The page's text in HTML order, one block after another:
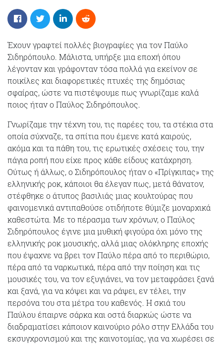
Έχουν γραφτεί πολλές βιογραφίες για τον Παύλο
Σιδηρόπουλο. Μάλιστα, υπήρξε μια εποχή όπου
λέγονταν και γράφονταν τόσα πολλά για εκείνον σε
ποικίλες και διαφορετικές πτυχές της δημόσιας
σφαίρας, ώστε να πιστέψουμε πως γνωρίζαμε καλά
ποιος ήταν ο Παύλος Σιδηρόπουλος.
Γνωρίζαμε την τέχνη του, τις παρέες του, τα στέκια στα
οποία σύχναζε, τα σπίτια που έμενε κατά καιρούς,
ακόμα και τα πάθη του, τις ερωτικές σχέσεις του, την
πάγια ροπή που είχε προς κάθε είδους κατάχρηση.
Ούτως ή άλλως, ο Σιδηρόπουλος ήταν ο «Πρίγκιπας» της
ελληνικής ροκ, κάποιοι θα έλεγαν πως, μετά θάνατον,
στέφθηκε ο άτυπος βασιλιάς μιας κουλτούρας που
φαινομενικά αντιπαθούσε οτιδήποτε θύμιζε μοναρχικά
καθεστώτα. Με το πέρασμα των χρόνων, ο Παύλος
Σιδηρόπουλος έγινε μια μυθική φιγούρα όχι μόνο της
ελληνικής ροκ μουσικής, αλλά μιας ολόκληρης εποχής
που έψαχνε να βρει τον Παύλο πέρα από το περιθώριο,
πέρα από τα ναρκωτικά, πέρα από την ποίηση και τις
μουσικές του, να τον εξυγιάνει, να τον μεταφράσει ξανά
και ξανά, για να κόψει και να ράψει, εν τέλει, την
περσόνα του στα μέτρα του καθενός. Η σκιά του
Παύλου έπαιρνε σάρκα και οστά διαρκώς ώστε να
διαδραματίσει κάποιον καινούριο ρόλο στην Ελλάδα του
εκσυγχρονισμού και της καινοτομίας, για να χωρέσει σε